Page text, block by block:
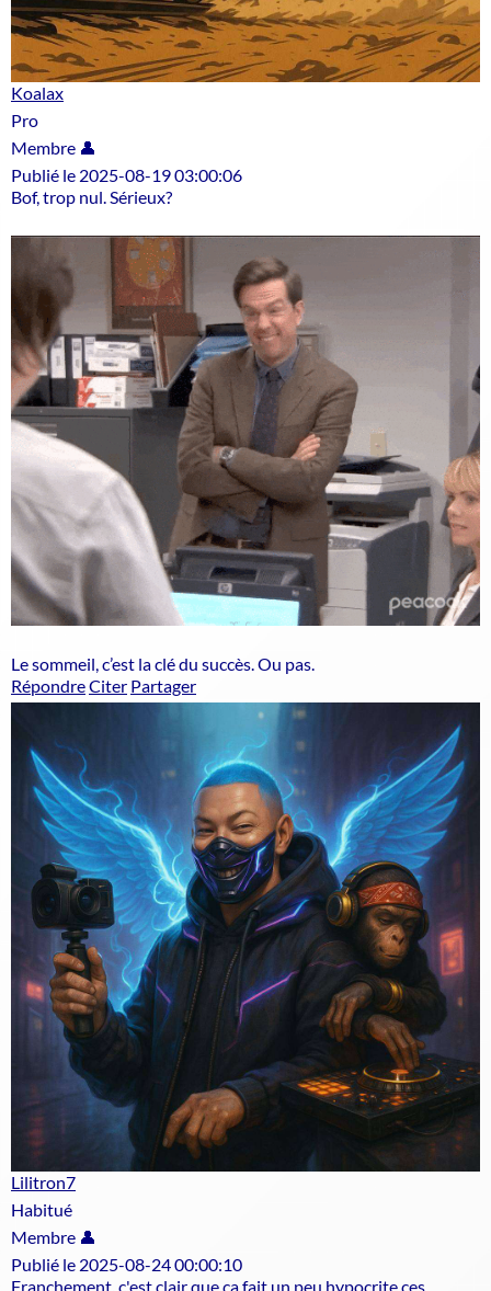
Koalax
Pro
Membre 👤
Publié le 2025-08-19 03:00:06
Bof, trop nul. Sérieux?
Le sommeil, c’est la clé du succès. Ou pas.
RépondreCiter Partager
Lilitron7
Habitué
Membre 👤
Publié le 2025-08-24 00:00:10
Franchement, c'est clair que ça fait un peu hypocrite ces